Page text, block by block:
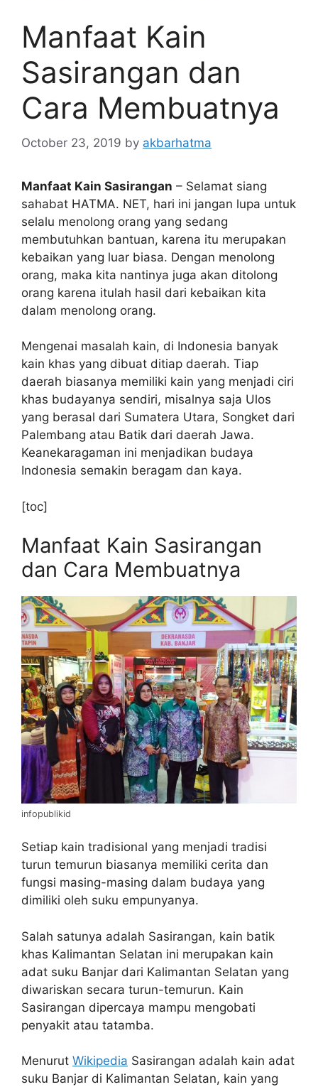
Manfaat Kain
Sasirangan dan
Cara Membuatnya
October 23, 2019 by akbarhatma
Manfaat Kain Sasirangan – Selamat siang
sahabat HATMA. NET, hari ini jangan lupa untuk
selalu menolong orang yang sedang
membutuhkan bantuan, karena itu merupakan
kebaikan yang luar biasa. Dengan menolong
orang, maka kita nantinya juga akan ditolong
orang karena itulah hasil dari kebaikan kita
dalam menolong orang.
Mengenai masalah kain, di Indonesia banyak
kain khas yang dibuat ditiap daerah. Tiap
daerah biasanya memiliki kain yang menjadi ciri
khas budayanya sendiri, misalnya saja Ulos
yang berasal dari Sumatera Utara, Songket dari
Palembang atau Batik dari daerah Jawa.
Keanekaragaman ini menjadikan budaya
Indonesia semakin beragam dan kaya.
[toc]
Manfaat Kain Sasirangan
dan Cara Membuatnya
infopublikid
Setiap kain tradisional yang menjadi tradisi
turun temurun biasanya memiliki cerita dan
fungsi masing-masing dalam budaya yang
dimiliki oleh suku empunyanya.
Salah satunya adalah Sasirangan, kain batik
khas Kalimantan Selatan ini merupakan kain
adat suku Banjar dari Kalimantan Selatan yang
diwariskan secara turun-temurun. Kain
Sasirangan dipercaya mampu mengobati
penyakit atau tatamba.
Menurut Wikipedia Sasirangan adalah kain adat
suku Banjar di Kalimantan Selatan, kain yang